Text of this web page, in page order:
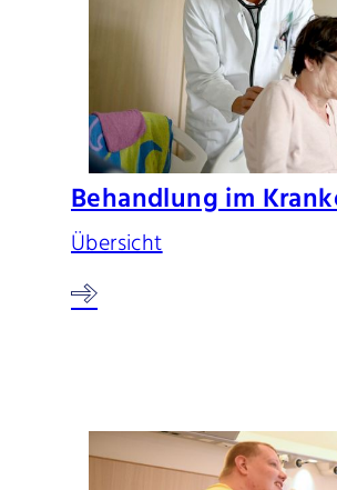
Behandlung im
Übersicht